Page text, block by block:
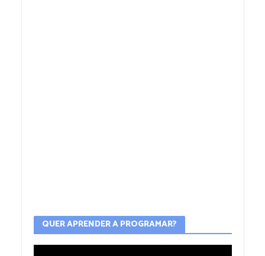
QUER APRENDER A PROGRAMAR?